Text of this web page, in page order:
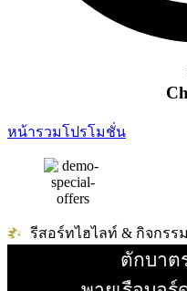
หน้ารวมโปรโมชั่น
รีสอร์ทไฮไลท์ & กิจกรร
ตักบาต